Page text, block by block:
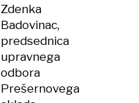
Zdenka
Badovinac,
predsednica
upravnega
odbora
Prešernovega